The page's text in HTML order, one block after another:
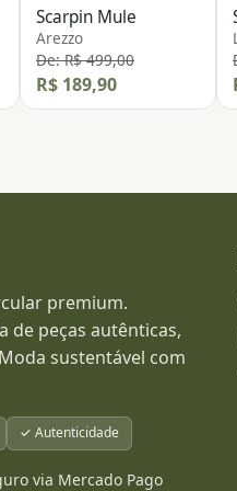
Scarpin Mule
Arezzo
De: R$ 499,00
R$ 189,90
premium.
de peças autênticas,
sustentável com
✓ Autenticidade
via Mercado Pago